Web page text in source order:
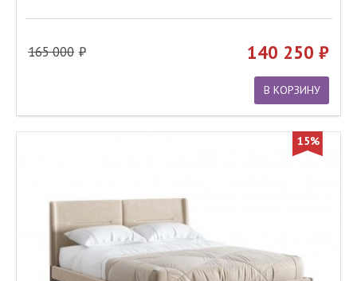
165 000 140 250
В КОРЗИНУ
15%